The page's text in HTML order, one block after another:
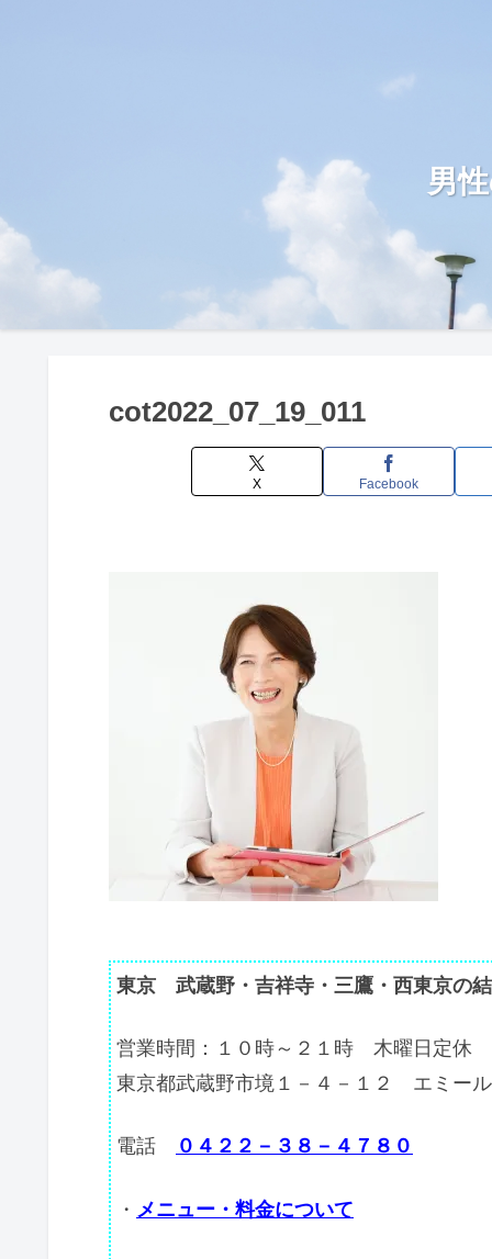
男
cot2022_07_19_011
X Facebook
東京 武蔵野・吉祥寺・三鷹・西東京の
営業時間：１０時～２１時 木曜日定休
東京都武蔵野市境１－４－１２ エミー
電話 ０４２２－３８－４７８０
・ メニュー・料金について